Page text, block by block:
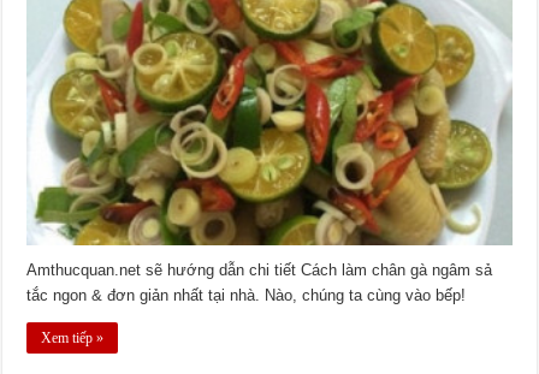
Amthucquan.net sẽ hướng dẫn chi tiết Cách làm chân gà ngâm sả
tắc ngon & đơn giản nhất tại nhà. Nào, chúng ta cùng vào bếp!
Xem tiếp »